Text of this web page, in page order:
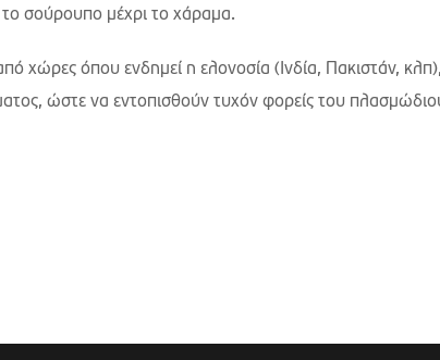
σούρουπο μέχρι το χάραμα.
χώρες όπου ενδημεί η ελονοσία (Ινδία, Πακιστάν,
ώστε να εντοπισθούν τυχόν φορείς του